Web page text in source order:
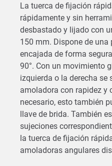
La tuerca de fijación
rápidamente y sin
desbastado y lijado con
150 mm. Dispone de
encajada de forma
90°. Con un movimiento
izquierda o la derecha se
amoladora con rapidez y
necesario, esto también
llave de brida. También
sujeciones
la tuerca de fijación
amoladoras angulares